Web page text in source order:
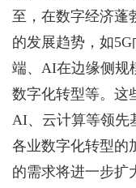
至，在数字经济蓬
的发展趋势，如
端、AI在边缘侧规
数字化转型等。这
AI、云计算等领先
各业数字化转型的
的需求将进一步扩